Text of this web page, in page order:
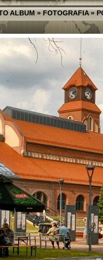
ALBUM»FOTOGRAFIA»